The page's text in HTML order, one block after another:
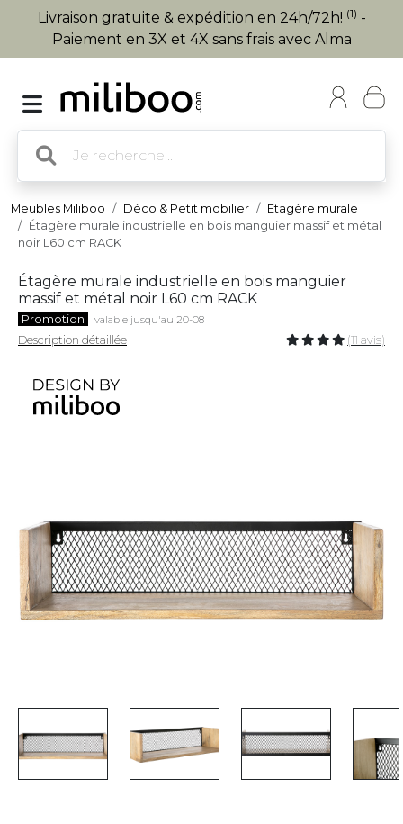
Livraison gratuite & expédition en 24h/72h! (1) -
Paiement en 3X et 4X sans frais avec Alma
Meubles Miliboo Déco & Petit mobilier
Etagère murale
Étagère murale industrielle en bois manguier massif et métal
noir L60 cm RACK
Étagère murale industrielle en bois manguier
massif et métal noir L60 cm RACK
Promotion valable jusqu'au 20-08
Description détaillée (11 avis)